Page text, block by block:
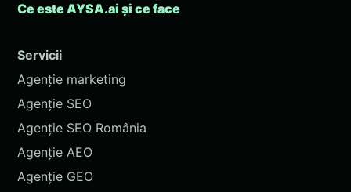
Ce este AYSA.ai și ce face
Servicii
Agenție marketing
Agenție SEO
Agenție SEO România
Agenție AEO
Agenție GEO